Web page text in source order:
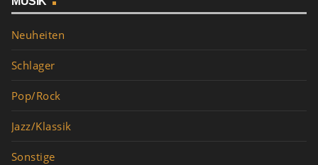
Neuheiten
Schlager
Pop/Rock
Jazz/Klassik
Sonstige